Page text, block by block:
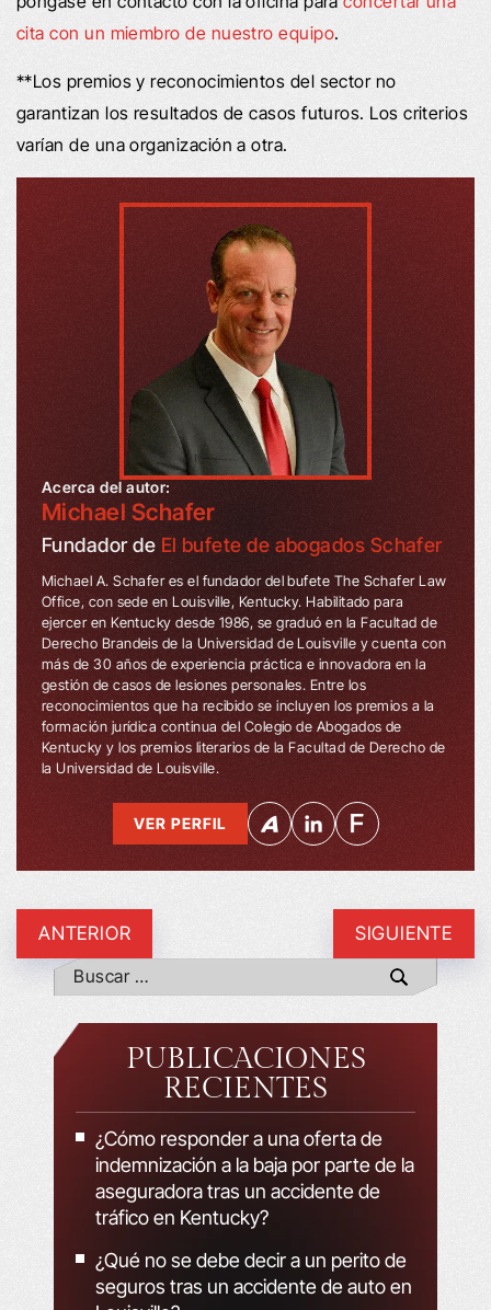
cita con un miembro de nuestro equipo.
**Los premios y reconocimientos del sector no
garantizan los resultados de casos futuros. Los criterios
varían de una organización a otra.
Acerca del autor:
Michael Schafer
Fundador de El bufete de abogados Schafer
Michael A. Schafer es el fundador del bufete The Schafer Law
Office, con sede en Louisville, Kentucky. Habilitado para
ejercer en Kentucky desde 1986, se graduó en la Facultad de
Derecho Brandeis de la Universidad de Louisville y cuenta con
más de 30 años de experiencia práctica e innovadora en la
gestión de casos de lesiones personales. Entre los
reconocimientos que ha recibido se incluyen los premios a la
formación jurídica continua del Colegio de Abogados de
Kentucky y los premios literarios de la Facultad de Derecho de
la Universidad de Louisville.
VER PERFIL
ANTERIOR SIGUIENTE
PUBLICACIONES
RECIENTES
¿Cómo responder a una oferta de
indemnización a la baja por parte de la
aseguradora tras un accidente de
tráfico en Kentucky?
¿Qué no se debe decir a un perito de
seguros tras un accidente de auto en